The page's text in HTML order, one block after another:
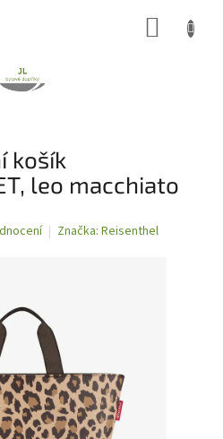
košík
leo macchiato
Značka: Reisenthel